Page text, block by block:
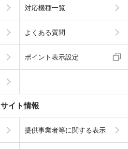
対応機種一覧
よくある質問
ポイント表示設定
サイト情報
提供事業者等に関する表示